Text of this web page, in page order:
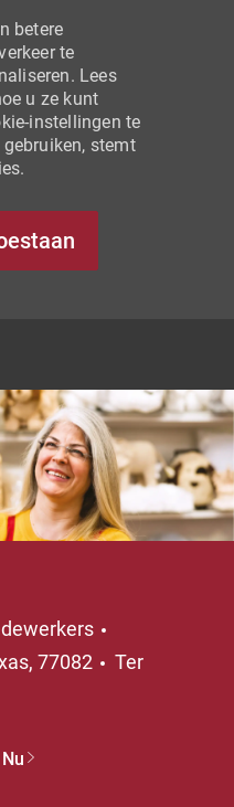
betere
te
Lees
u ze kunt
instellingen te
stemt
77082
Ter